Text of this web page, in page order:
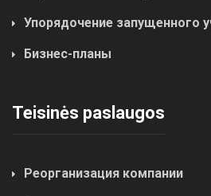
Упорядочение запущенного
Бизнес-планы
Teisinės paslaugos
Реорганизация компании